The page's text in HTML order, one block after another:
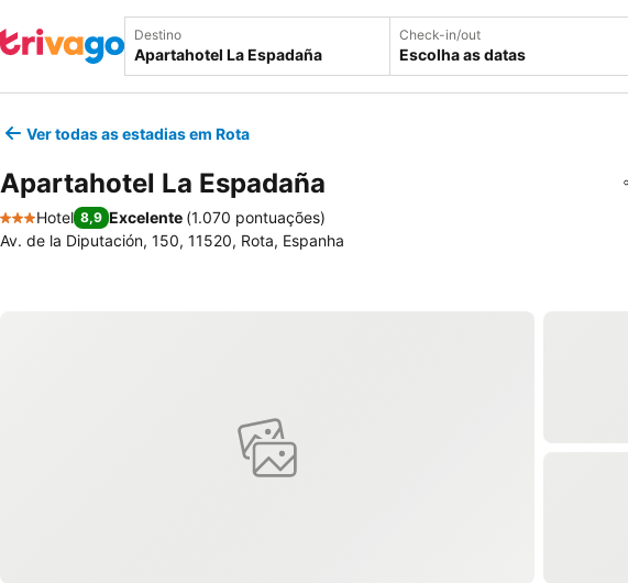
Destino Check-in/out
Escolha as datas
Ver todas as estadias em Rota
Apartahotel La Espadaña
3 Estrelas
Hotel 8,9 Excelente (1.070 pontuações)
Av. de la Diputación, 150, 11520, Rota, Espanha